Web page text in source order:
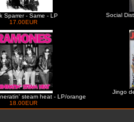
Sparrer - Same - LP
17.00EUR
Social
steam heat - LP/orange
18.00EUR
Jingo